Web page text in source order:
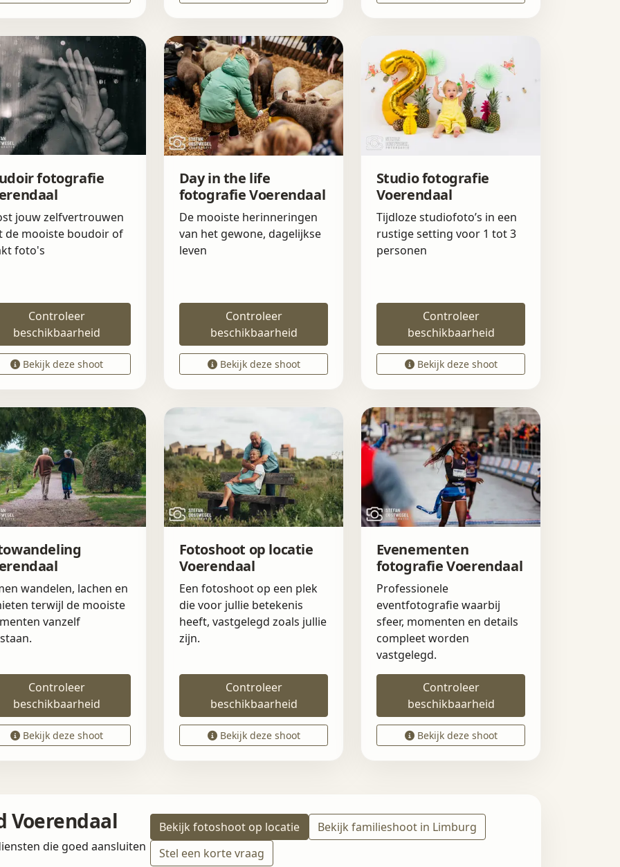
fotografie
jouw zelfvertrouwen
de mooiste boudoir of
foto's
Controleer
beschikbaarheid
Bekijk deze shoot
Day in the life
fotografie Voerendaal
De mooiste herinneringen
van het gewone, dagelijkse
leven
Controleer
beschikbaarheid
Bekijk deze shoot
Studio fotografie
Voerendaal
Tijdloze studiofoto’s in een
rustige setting voor 1 tot 3
personen
Controleer
beschikbaarheid
Bekijk deze shoot
wandelen, lachen en
terwijl de mooiste
vanzelf
Controleer
beschikbaarheid
Bekijk deze shoot
Fotoshoot op locatie
Voerendaal
Een fotoshoot op een plek
die voor jullie betekenis
heeft, vastgelegd zoals jullie
zijn.
Controleer
beschikbaarheid
Bekijk deze shoot
Evenementen
fotografie Voerendaal
Professionele
eventfotografie waarbij
sfeer, momenten en details
compleet worden
vastgelegd.
Controleer
beschikbaarheid
Bekijk deze shoot
Voerendaal
die goed aansluiten
Bekijk fotoshoot op locatie
Bekijk familieshoot in Limburg
Stel een korte vraag